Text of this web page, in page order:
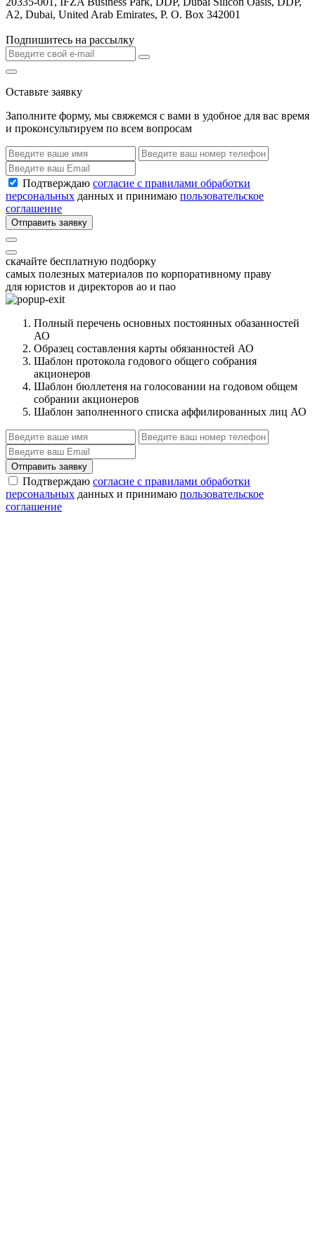
A2, Dubai, United Arab Emirates, P. O. Box 342001
Подпишитесь на рассылку
Оставьте заявку
Заполните форму, мы свяжемся с вами в удобное для вас время
и проконсультируем по всем вопросам
Подтверждаю согласие с правилами обработки
персональных данных и принимаю пользовательское
соглашение
Отправить заявку
скачайте бесплатную подборку
самых полезных материалов по корпоративному праву
для юристов и директоров ао и пао
Полный перечень основных постоянных обазанностей
АО
Образец составления карты обязанностей АО
Шаблон протокола годового общего собрания
акционеров
Шаблон бюллетеня на голосовании на годовом общем
собрании акционеров
Шаблон заполненного списка аффилированных лиц АО
Отправить заявку
Подтверждаю согласие с правилами обработки
персональных данных и принимаю пользовательское
соглашение